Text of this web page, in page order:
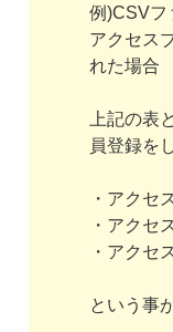
例)CSVフ
アクセス
れた場合
上記の表
員登録を
・アクセ
・アクセ
・アクセ
という事